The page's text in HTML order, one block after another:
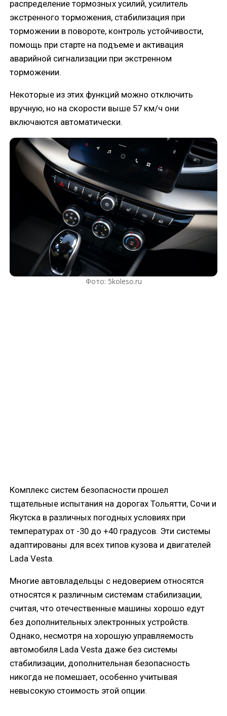
распределение тормозных усилий, усилитель
экстренного торможения, стабилизация при
торможении в повороте, контроль устойчивости,
помощь при старте на подъеме и активация
аварийной сигнализации при экстренном
торможении.
Некоторые из этих функций можно отключить
вручную, но на скорости выше 57 км/ч они
включаются автоматически.
Фото: 5koleso.ru
Комплекс систем безопасности прошел
тщательные испытания на дорогах Тольятти, Сочи и
Якутска в различных погодных условиях при
температурах от -30 до +40 градусов. Эти системы
адаптированы для всех типов кузова и двигателей
Lada Vesta.
Многие автовладельцы с недоверием относятся
относятся к различным системам стабилизации,
считая, что отечественные машины хорошо едут
без дополнительных электронных устройств.
Однако, несмотря на хорошую управляемость
автомобиля Lada Vesta даже без системы
стабилизации, дополнительная безопасность
никогда не помешает, особенно учитывая
невысокую стоимость этой опции.